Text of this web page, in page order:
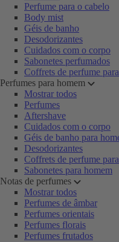
Perfume para o cabelo
Body mist
Géis de banho
Desodorizantes
Cuidados com o corpo
Sabonetes perfumados
Coffrets de perfume
Perfumes para homem
Mostrar todos
Perfumes
Aftershave
Cuidados com o corpo
Géis de banho para
Desodorizantes
Coffrets de perfume
Sabonetes para homem
Notas de perfumes
Mostrar todos
Perfumes de âmbar
Perfumes orientais
Perfumes florais
Perfumes frutados